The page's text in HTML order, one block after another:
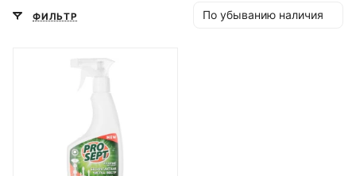
ФИЛЬТР По убыванию наличия